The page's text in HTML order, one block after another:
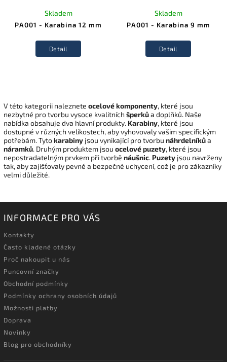
PA001 - Karabina 12 mm
Skladem
Detail
PA001 - Karabina 9 mm
Skladem
Detail
V této kategorii naleznete ocelové komponenty, které jsou
nezbytné pro tvorbu vysoce kvalitních šperkůa doplňků. Naše
nabídka obsahuje dva hlavní produkty. Karabiny, které jsou
dostupné v různých velikostech, aby vyhovovaly vašim specifickým
potřebám. Tytokarabiny jsou vynikající pro tvorbu náhrdelníkůa
náramků. Druhým produktem jsou ocelové puzety, které jsou
nepostradatelným prvkem při tvorbě náušnic. Puzety jsou navrženy
tak, aby zajišťovaly pevné a bezpečné uchycení, což je pro zákazníky
velmi důležité.
INFORMACE PRO VÁS
Kontakty
Často kladené otázky
Proč nakoupit u nás
Puncovní značky
Obchodní podmínky
Podmínky ochrany osobních údajů
Možnosti platby
Doprava
Novinky
Blog pro obchodníky